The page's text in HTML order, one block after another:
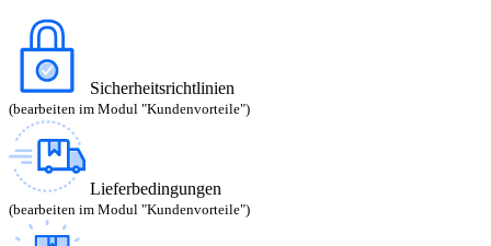
Sicherheitsrichtlinien
(bearbeiten im Modul "Kundenvorteile")
Lieferbedingungen
(bearbeiten im Modul "Kundenvorteile")